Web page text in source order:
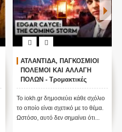
ΑΤΛΑΝΤΙΔΑ, ΠΑΓΚΟΣΜΙΟΙ
ΠΟΛΕΜΟΙ ΚΑΙ ΑΛΛΑΓΗ
ΠΟΛΩΝ - Τρομακτικές
προβλέψεις του Edgar
Cayce (Video)
Το iokh.gr δημοσιεύει κάθε σχόλιο
το οποίο είναι σχετικό με το θέμα.
Ωστόσο, αυτό δεν σημαίνει ότι...